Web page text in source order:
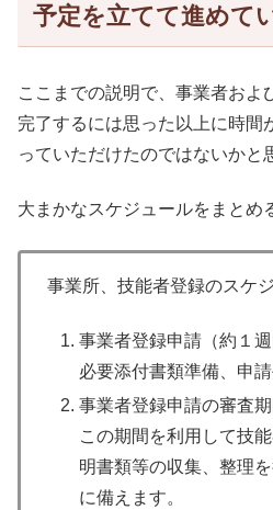
予定を立てて進めて
ここまでの説明で、事業者およ
完了するには思った以上に時間
っていただけたのではないかと
大まかなスケジュールをまとめ
事業所、技能者登録のスケ
事業者登録申請（約１週
必要添付書類準備、申
事業者登録申請の審査期
この期間を利用して技
明書類等の収集、整理
に備えます。